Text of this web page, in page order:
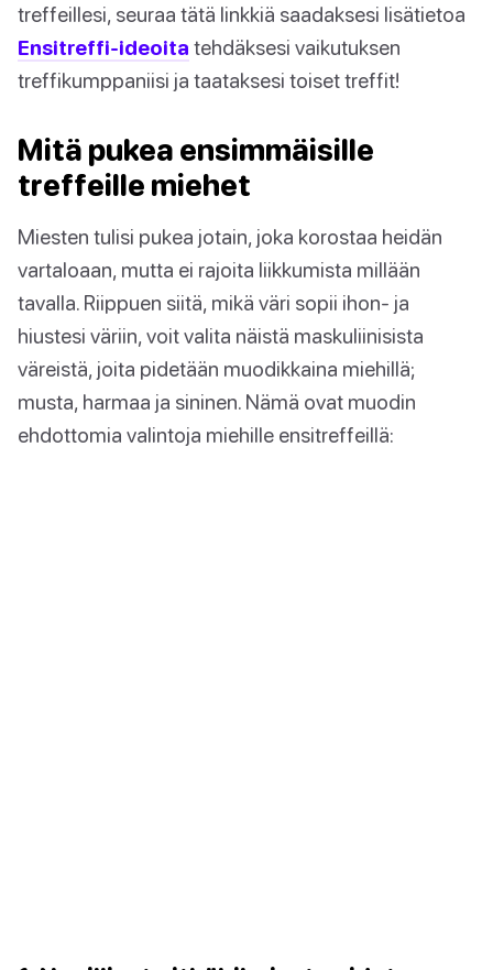
treffeillesi, seuraa tätä linkkiä saadaksesi lisätietoa
Ensitreffi-ideoita tehdäksesi vaikutuksen
treffikumppaniisi ja taataksesi toiset treffit!
Mitä pukea ensimmäisille
treffeille miehet
Miesten tulisi pukea jotain, joka korostaa heidän
vartaloaan, mutta ei rajoita liikkumista millään
tavalla. Riippuen siitä, mikä väri sopii ihon- ja
hiustesi väriin, voit valita näistä maskuliinisista
väreistä, joita pidetään muodikkaina miehillä;
musta, harmaa ja sininen. Nämä ovat muodin
ehdottomia valintoja miehille ensitreffeillä: